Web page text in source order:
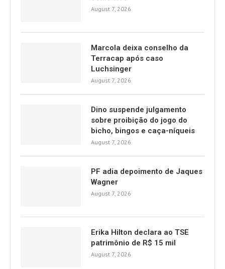
August 7, 2026
Marcola deixa conselho da
Terracap após caso
Luchsinger
August 7, 2026
Dino suspende julgamento
sobre proibição do jogo do
bicho, bingos e caça-níqueis
August 7, 2026
PF adia depoimento de Jaques
Wagner
August 7, 2026
Erika Hilton declara ao TSE
patrimônio de R$ 15 mil
August 7, 2026